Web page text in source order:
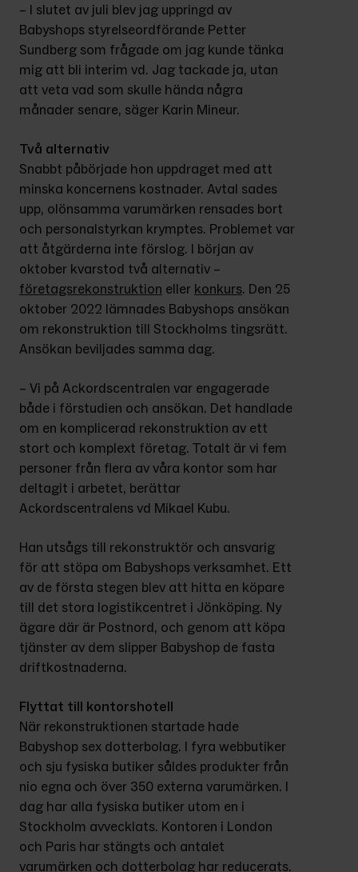
– I slutet av juli blev jag uppringd av
Babyshops styrelseordförande Petter
Sundberg som frågade om jag kunde tänka
mig att bli interim vd. Jag tackade ja, utan
att veta vad som skulle hända några
månader senare, säger Karin Mineur.
Två alternativ
Snabbt påbörjade hon uppdraget med att
minska koncernens kostnader. Avtal sades
upp, olönsamma varumärken rensades bort
och personalstyrkan krymptes. Problemet var
att åtgärderna inte förslog. I början av
företagsrekonstruktion eller konkurs. Den 25
oktober 2022 lämnades Babyshops ansökan
om rekonstruktion till Stockholms tingsrätt.
Ansökan beviljades samma dag.
– Vi på Ackordscentralen var engagerade
både i förstudien och ansökan. Det handlade
om en komplicerad rekonstruktion av ett
stort och komplext företag. Totalt är vi fem
personer från flera av våra kontor som har
deltagit i arbetet, berättar
Ackordscentralens vd Mikael Kubu.
Han utsågs till rekonstruktör och ansvarig
för att stöpa om Babyshops verksamhet. Ett
av de första stegen blev att hitta en köpare
till det stora logistikcentret i Jönköping. Ny
ägare där är Postnord, och genom att köpa
tjänster av dem slipper Babyshop de fasta
driftkostnaderna.
Flyttat till kontorshotell
När rekonstruktionen startade hade
Babyshop sex dotterbolag. I fyra webbutiker
och sju fysiska butiker såldes produkter från
nio egna och över 350 externa varumärken. I
dag har alla fysiska butiker utom en i
Stockholm avvecklats. Kontoren i London
och Paris har stängts och antalet
varumärken och dotterbolag har reducerats.